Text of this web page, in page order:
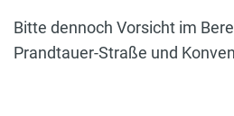
Bitte dennoch Vorsicht im
Prandtauer-Straße und